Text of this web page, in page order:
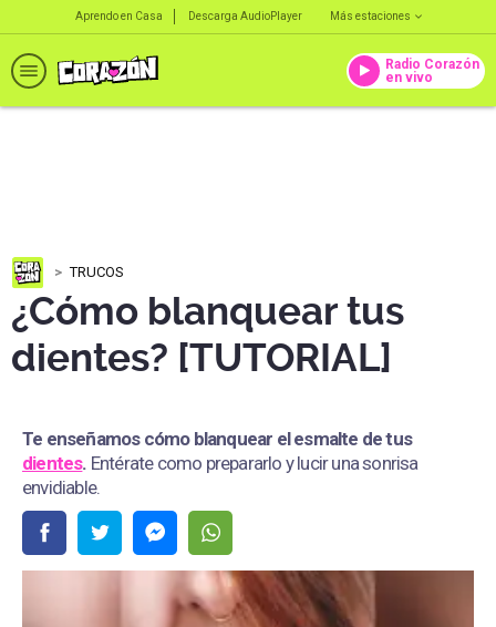
Aprendo en Casa Descarga AudioPlayer Más estaciones
Radio Corazón
en vivo
TRUCOS
¿Cómo blanquear tus
dientes? [TUTORIAL]
Te enseñamos cómo blanquear el esmalte de tus
dientes. Entérate como prepararlo y lucir una sonrisa
envidiable.